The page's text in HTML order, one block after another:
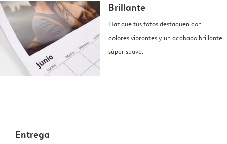
Brillante
Haz que tus fotos destaquen con
colores vibrantes y un acabado brillante
súper suave.
Entrega